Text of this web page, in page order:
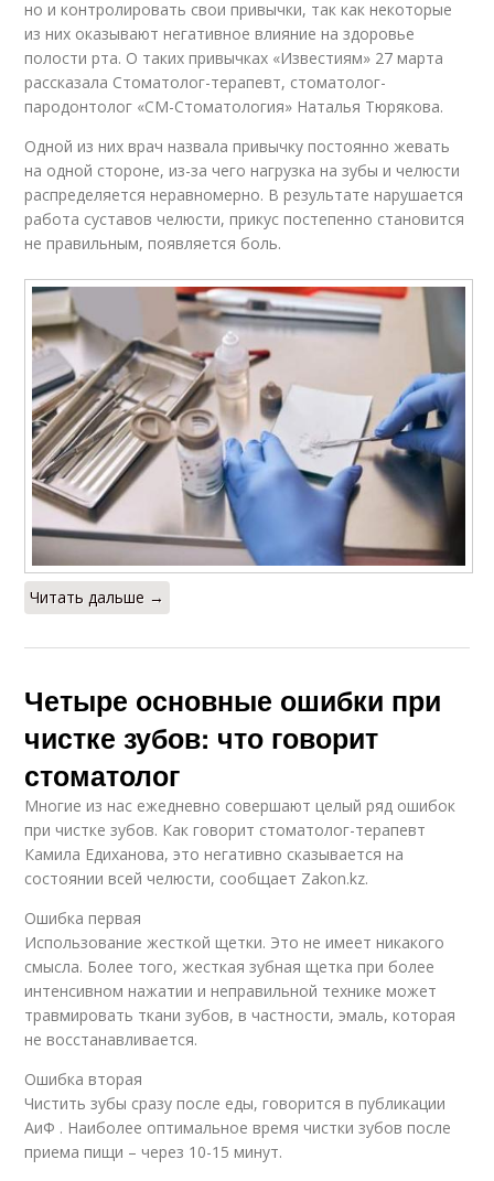
но и контролировать свои привычки, так как некоторые
из них оказывают негативное влияние на здоровье
полости рта. О таких привычках «Известиям» 27 марта
рассказала Стоматолог-терапевт, стоматолог-
пародонтолог «СМ-Стоматология» Наталья Тюрякова.
Одной из них врач назвала привычку постоянно жевать
на одной стороне, из-за чего нагрузка на зубы и челюсти
распределяется неравномерно. В результате нарушается
работа суставов челюсти, прикус постепенно становится
не правильным, появляется боль.
Читать дальше →
Четыре основные ошибки при
чистке зубов: что говорит
стоматолог
Многие из нас ежедневно совершают целый ряд ошибок
при чистке зубов. Как говорит стоматолог-терапевт
Камила Едиханова, это негативно сказывается на
состоянии всей челюсти, сообщает Zakon.kz.
Ошибка первая
Использование жесткой щетки. Это не имеет никакого
смысла. Более того, жесткая зубная щетка при более
интенсивном нажатии и неправильной технике может
травмировать ткани зубов, в частности, эмаль, которая
не восстанавливается.
Ошибка вторая
Чистить зубы сразу после еды, говорится в публикации
АиФ . Наиболее оптимальное время чистки зубов после
приема пищи – через 10-15 минут.